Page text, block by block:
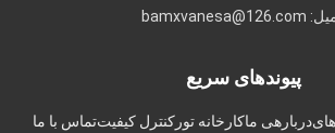
پیوندهای سریع
ماکارخانه تورکنترل کیفیتتماس با ما